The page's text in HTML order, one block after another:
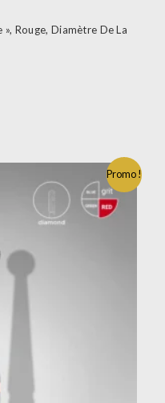
Rouge, Diamètre De La
Promo !